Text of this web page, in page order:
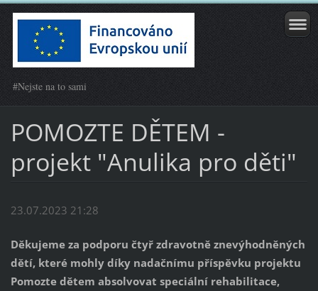
#Nejste na to sami
POMOZTE DĚTEM -
projekt "Anulika pro děti"
23.07.2023 21:28
Děkujeme za podporu čtyř zdravotně znevýhodněných
dětí, které mohly díky nadačnímu příspěvku projektu
Pomozte dětem absolvovat speciální rehabilitace,